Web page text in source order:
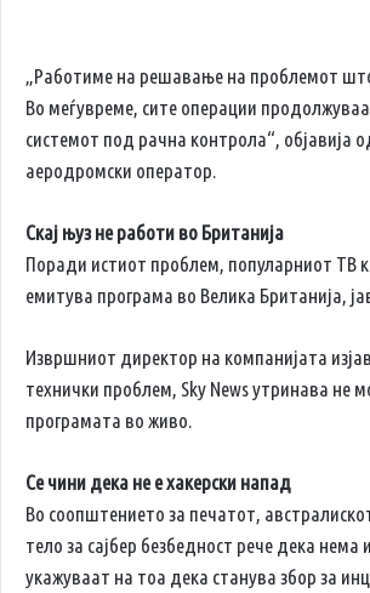
„Работиме на решавање на проблемот
Во меѓувреме, сите операции
системот под рачна контрола“, објавија
аеродромски оператор.
Скај њуз не работи во Британија
Поради истиот проблем, популарниот ТВ
емитува програма во Велика Британија,
Извршниот директор на компанијата
технички проблем, Sky News утринава не
програмата во живо.
Се чини дека не е хакерски напад
Во соопштението за печатот,
тело за сајбер безбедност рече дека
укажуваат на тоа дека станува збор за